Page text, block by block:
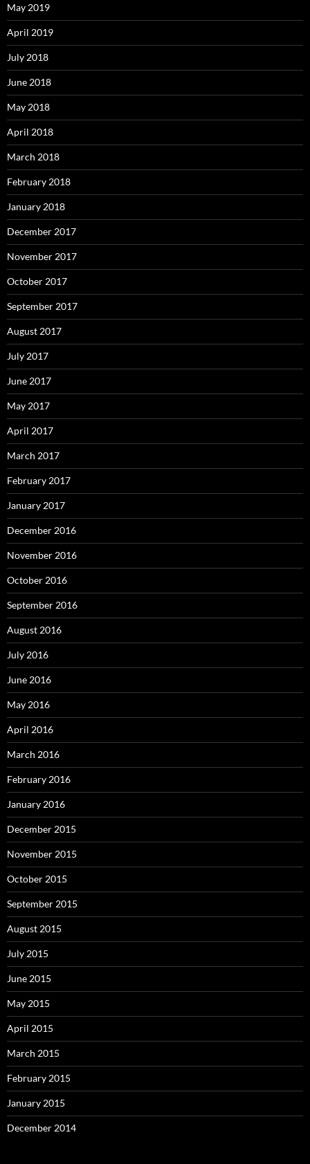
May 2019
April 2019
July 2018
June 2018
May 2018
April 2018
March 2018
February 2018
January 2018
December 2017
November 2017
October 2017
September 2017
August 2017
July 2017
June 2017
May 2017
April 2017
March 2017
February 2017
January 2017
December 2016
November 2016
October 2016
September 2016
August 2016
July 2016
June 2016
May 2016
April 2016
March 2016
February 2016
January 2016
December 2015
November 2015
October 2015
September 2015
August 2015
July 2015
June 2015
May 2015
April 2015
March 2015
February 2015
January 2015
December 2014